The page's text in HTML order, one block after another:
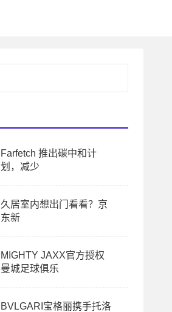
Farfetch 推出碳中和计
划，减少
久居室内想出门看看？京
东新
MIGHTY JAXX官方授权
曼城足球俱乐
BVLGARI宝格丽携手托洛